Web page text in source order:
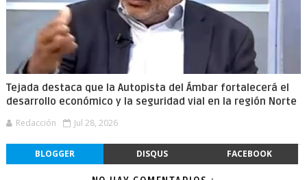
Tejada destaca que la Autopista del Ámbar fortalecerá el
desarrollo económico y la seguridad vial en la región Norte
Redacción Jul 28, 2026
BLOGGER DISQUS FACEBOOK